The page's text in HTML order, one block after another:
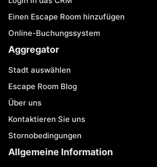
Einen Escape Room hinzufügen
Online-Buchungssystem
Aggregator
Stadt auswählen
Escape Room Blog
Über uns
Kontaktieren Sie uns
Stornobedingungen
Allgemeine Information